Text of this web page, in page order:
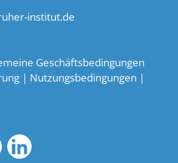
institut.de
Geschäftsbedingungen
| Nutzungsbedingungen |